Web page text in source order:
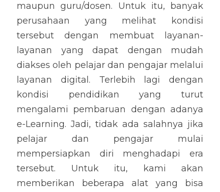
maupun guru/dosen. Untuk itu, banyak
perusahaan yang melihat kondisi
tersebut dengan membuat layanan-
layanan yang dapat dengan mudah
diakses oleh pelajar dan pengajar melalui
layanan digital. Terlebih lagi dengan
kondisi pendidikan yang turut
mengalami pembaruan dengan adanya
e-Learning. Jadi, tidak ada salahnya jika
pelajar dan pengajar mulai
mempersiapkan diri menghadapi era
tersebut. Untuk itu, kami akan
memberikan beberapa alat yang bisa